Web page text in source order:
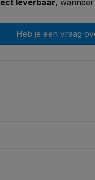
leverbaar,
Heb je een vraag